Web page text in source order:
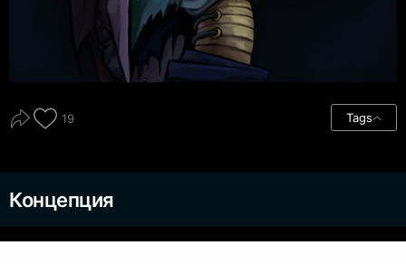
19 Tags
Концепция